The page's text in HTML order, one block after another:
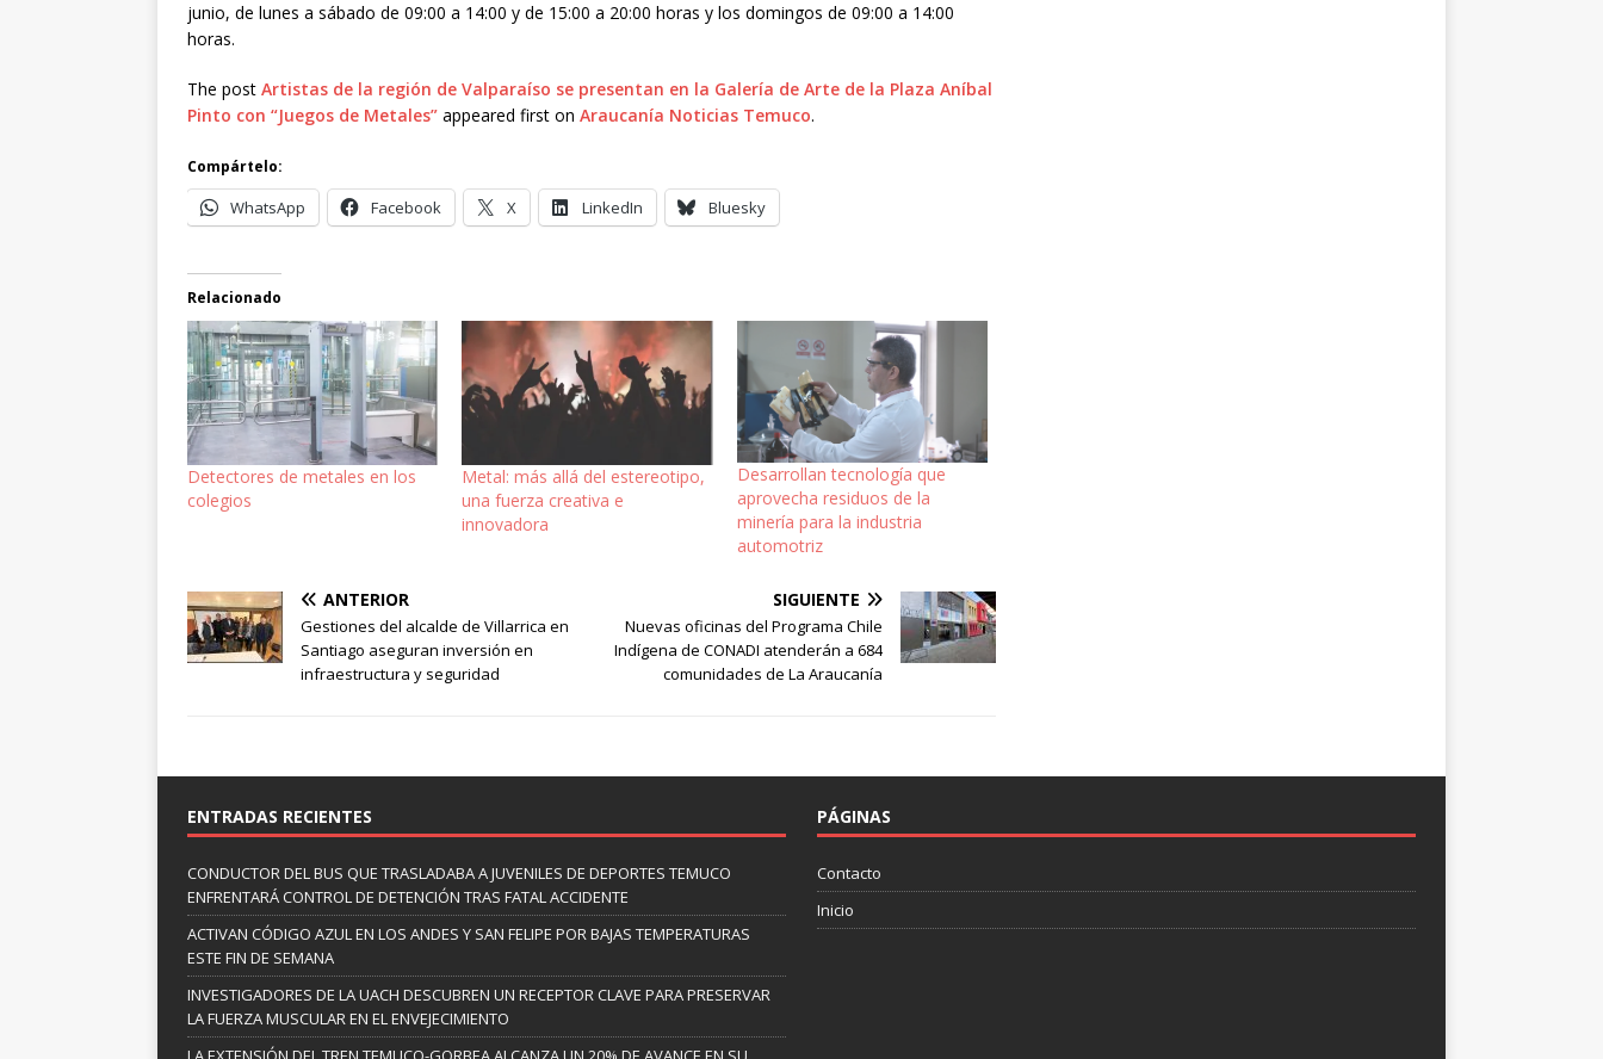
junio, de lunes a sábado de 09:00 a 14:00 y de 15:00 a 20:00 horas y los domingos de 09:00 a 14:00
horas.
The post Artistas de la región de Valparaíso se presentan en la Galería de Arte de la Plaza Aníbal
Pinto con “Juegos de Metales” appeared first on Araucanía Noticias Temuco.
Compártelo:
WhatsApp Facebook X LinkedIn Bluesky
Relacionado
Detectores de metales en los
colegios
Metal: más allá del estereotipo,
una fuerza creativa e
innovadora
Desarrollan tecnología que
aprovecha residuos de la
minería para la industria
automotriz
ANTERIOR
Gestiones del alcalde de Villarrica en
Santiago aseguran inversión en
infraestructura y seguridad
SIGUIENTE
Nuevas oficinas del Programa Chile
Indígena de CONADI atenderán a 684
comunidades de La Araucanía
ENTRADAS RECIENTES
CONDUCTOR DEL BUS QUE TRASLADABA A JUVENILES DE DEPORTES TEMUCO
ENFRENTARÁ CONTROL DE DETENCIÓN TRAS FATAL ACCIDENTE
ACTIVAN CÓDIGO AZUL EN LOS ANDES Y SAN FELIPE POR BAJAS TEMPERATURAS
ESTE FIN DE SEMANA
INVESTIGADORES DE LA UACH DESCUBREN UN RECEPTOR CLAVE PARA PRESERVAR
LA FUERZA MUSCULAR EN EL ENVEJECIMIENTO
PÁGINAS
Contacto
Inicio